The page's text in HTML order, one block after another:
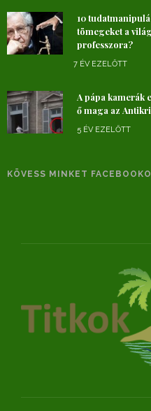
10
tömegeket a
professzora?
7 ÉV EZELŐTT
A pápa kamerák
ő maga az
5 ÉV EZELŐTT
KÖVESS MINKET